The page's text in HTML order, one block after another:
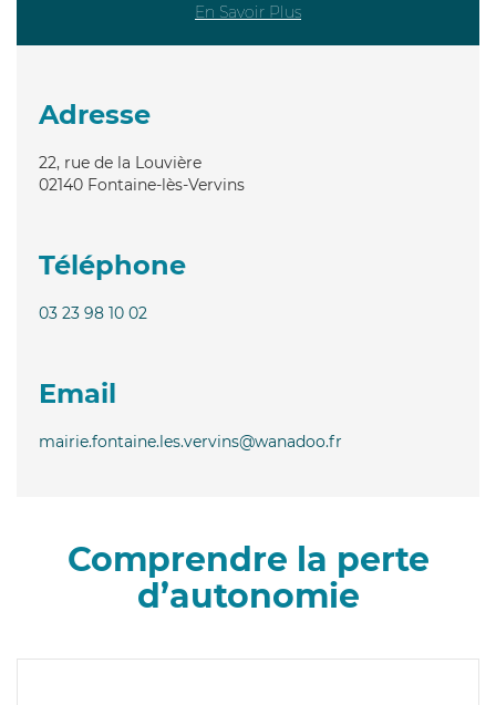
En Savoir Plus
Adresse
22, rue de la Louvière
02140 Fontaine-lès-Vervins
Téléphone
03 23 98 10 02
Email
mairie.fontaine.les.vervins@wanadoo.fr
Comprendre la perte
d’autonomie